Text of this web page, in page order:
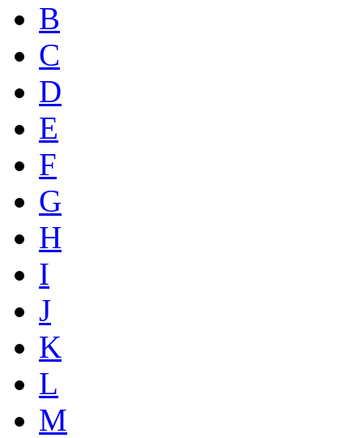
B
C
D
E
F
G
H
I
J
K
L
M